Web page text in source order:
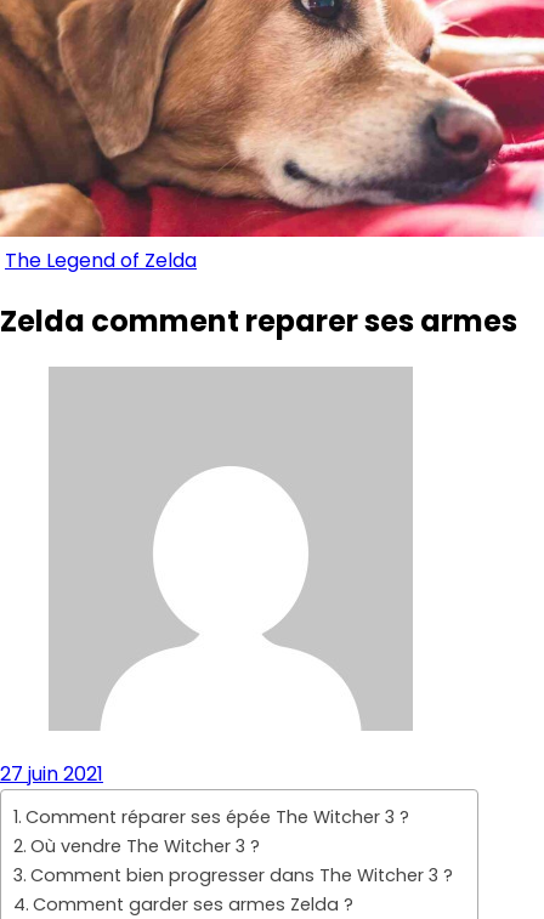
The Legend of Zelda
Zelda comment reparer ses armes
27 juin 2021
Comment réparer ses épée The Witcher 3 ?
Où vendre The Witcher 3 ?
Comment bien progresser dans The Witcher 3 ?
Comment garder ses armes Zelda ?